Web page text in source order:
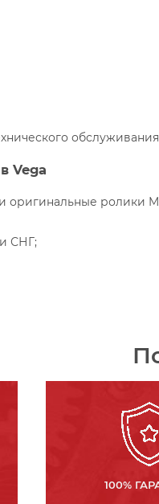
обслуживания
Vega
оригинальные ролики
СНГ;
100%